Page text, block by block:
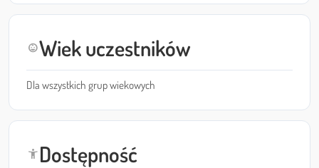
child_careWiek uczestników
Dla wszystkich grup wiekowych
accessibility_newDostępność